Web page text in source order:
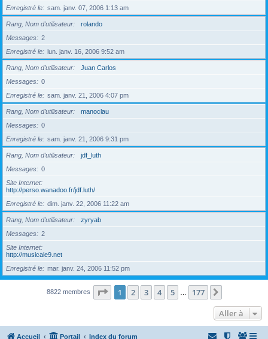
Enregistré le
sam. janv. 07, 2006 1:13 am
Rang, Nom d’utilisateur
rolando
Messages
2
Enregistré le
lun. janv. 16, 2006 9:52 am
Rang, Nom d’utilisateur
Juan Carlos
Messages
0
Enregistré le
sam. janv. 21, 2006 4:07 pm
Rang, Nom d’utilisateur
manoclau
Messages
0
Enregistré le
sam. janv. 21, 2006 9:31 pm
Rang, Nom d’utilisateur
jdf_luth
Messages
0
Site Internet
http://perso.wanadoo.fr/jdf.luth/
Enregistré le
dim. janv. 22, 2006 11:22 am
Rang, Nom d’utilisateur
zyryab
Messages
2
Site Internet
http://musicale9.net
Enregistré le
mar. janv. 24, 2006 11:52 pm
8822 membres Page 1sur177
1 2 3 4 5 177
Aller à
Accueil Portail Index du forum